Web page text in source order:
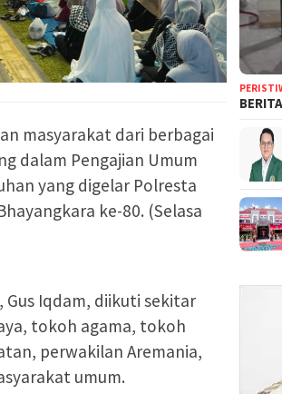
masyarakat dari berbagai
dalam Pengajian Umum
yang digelar Polresta
ke-80. (Selasa
Iqdam, diikuti sekitar
tokoh agama, tokoh
perwakilan Aremania,
umum.